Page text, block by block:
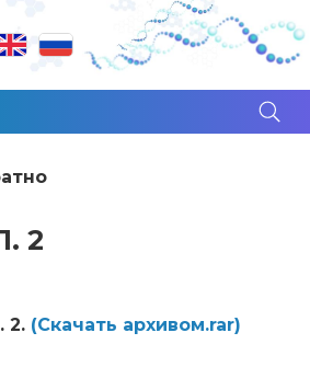
2
2. (Cкачать архивом.rar)